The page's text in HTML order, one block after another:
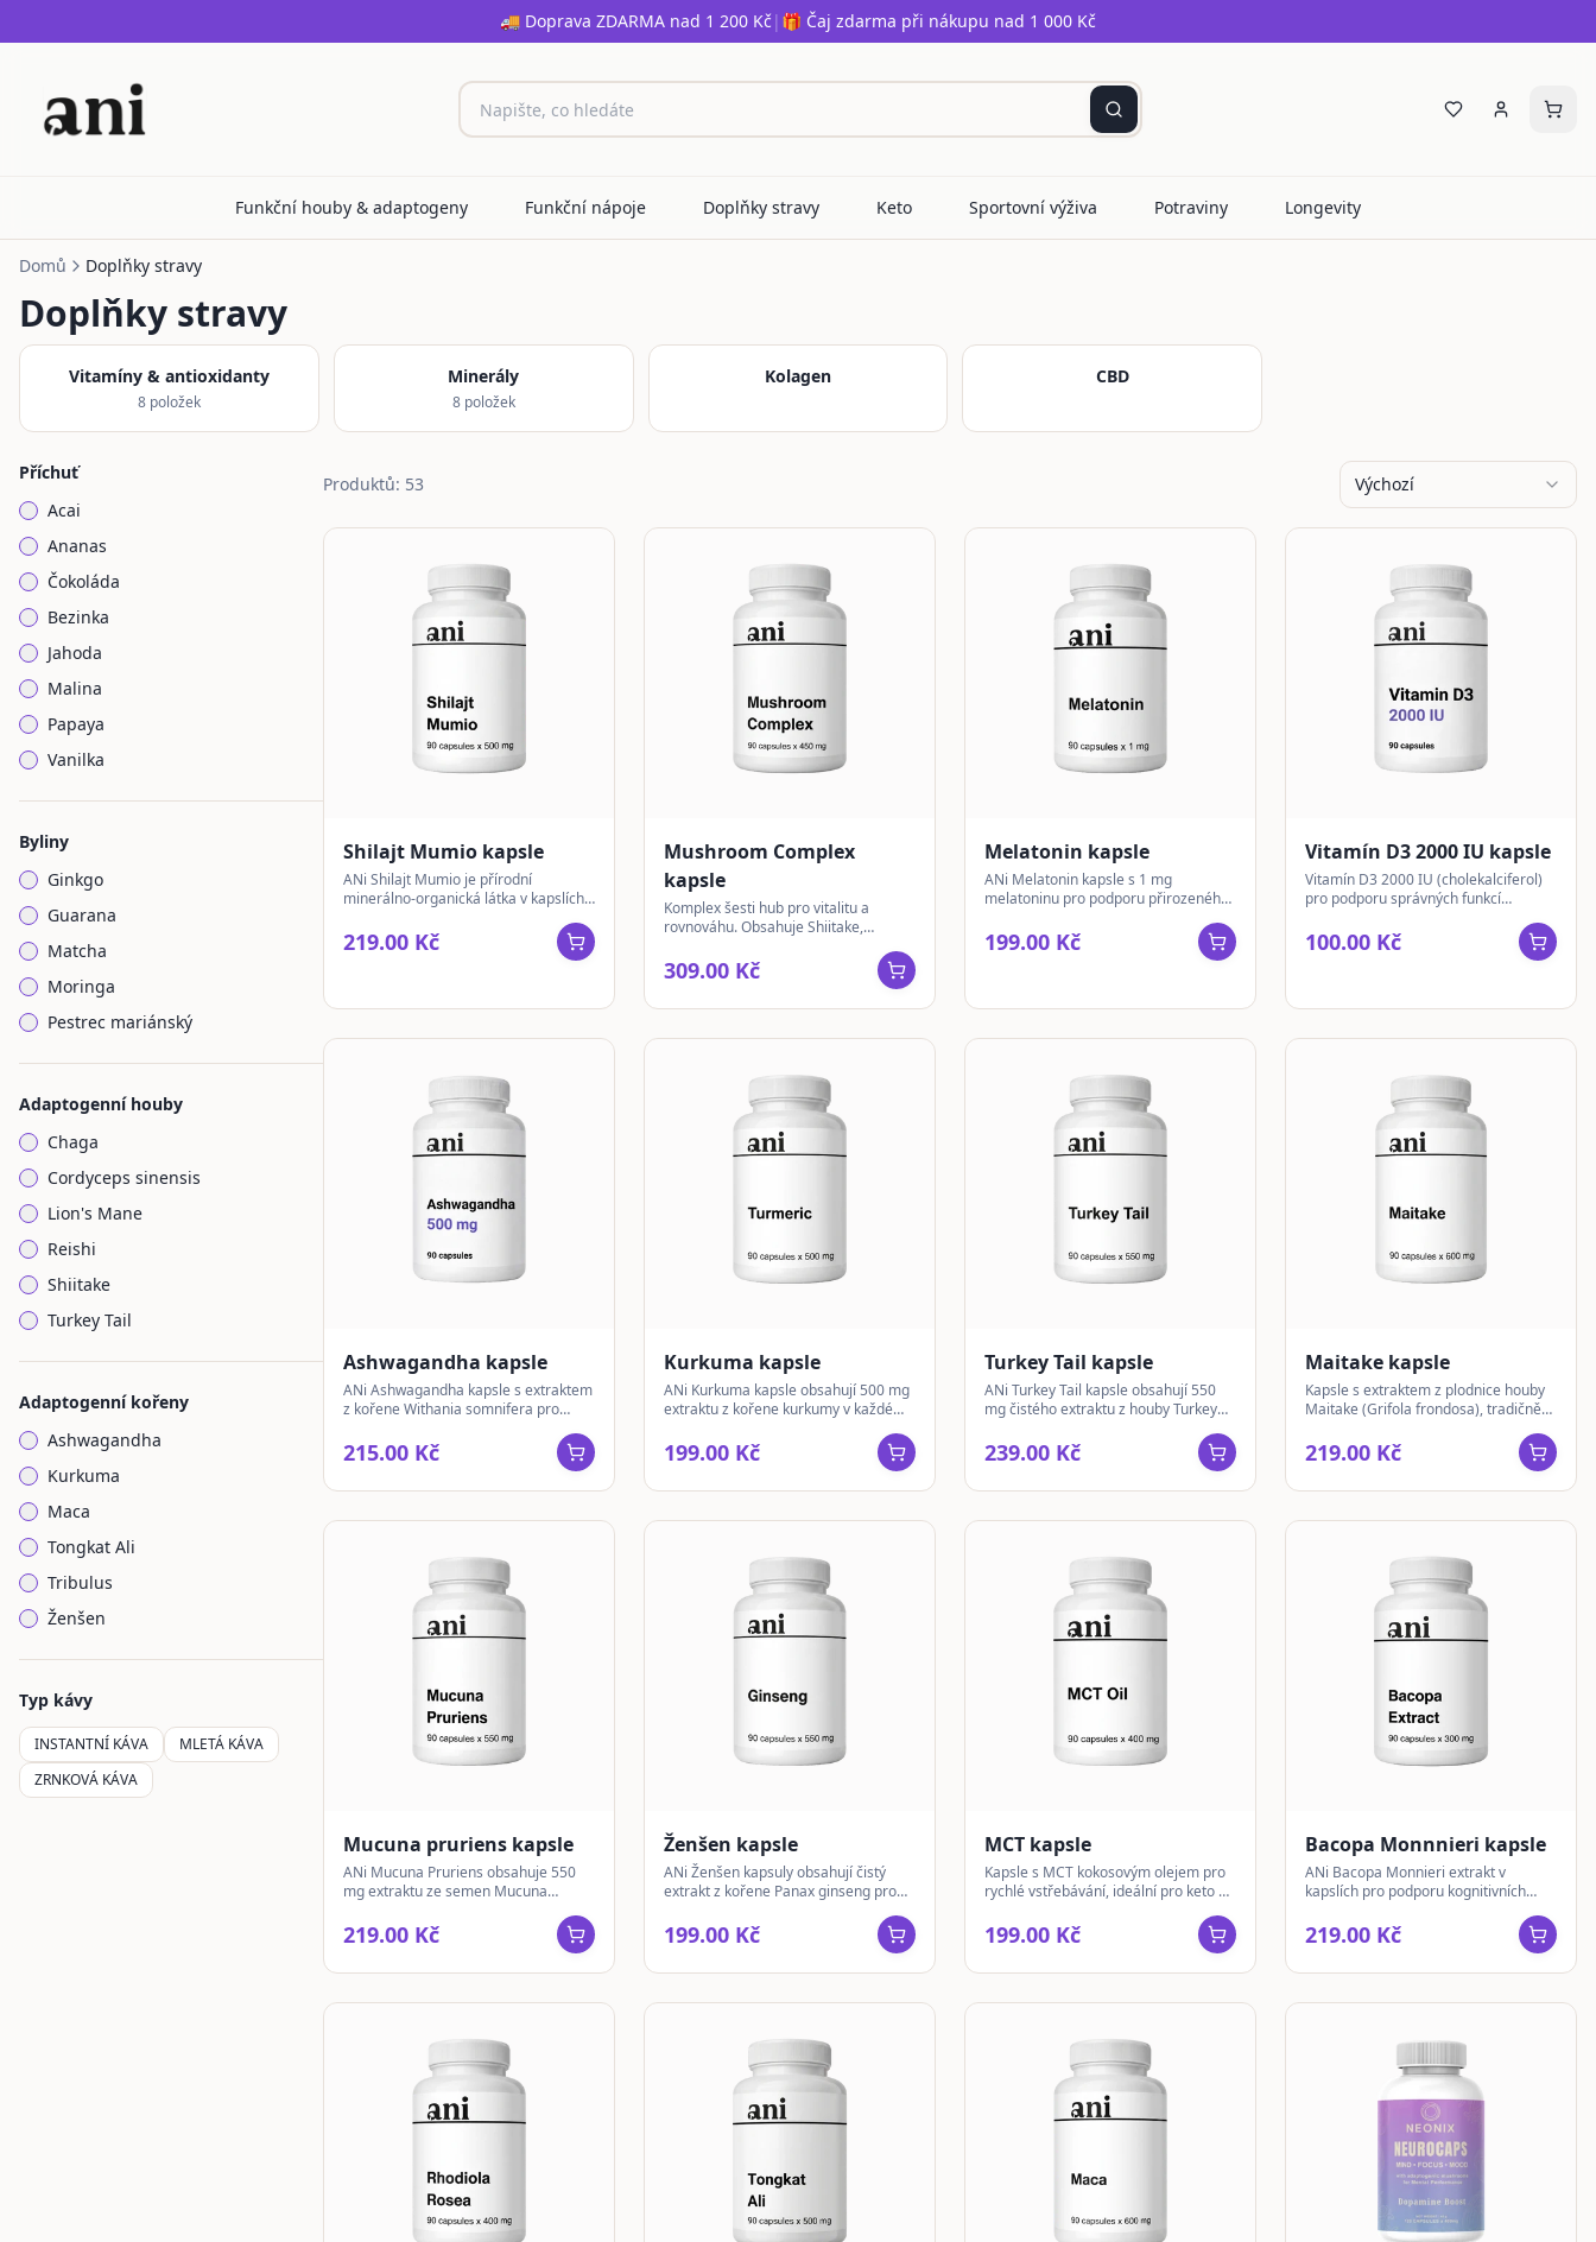
🚚 Doprava ZDARMA nad 1 200 Kč| 🎁 Čaj zdarma při nákupu nad 1 000 Kč
Funkční houby & adaptogeny Funkční nápoje Doplňky stravy Keto Sportovní výživa Potraviny Longevity
Domů Doplňky stravy
Doplňky stravy
Vitamíny & antioxidanty
8položek
Minerály
8položek
Kolagen CBD
Příchuť
Acai
Ananas
Čokoláda
Bezinka
Jahoda
Malina
Papaya
Vanilka
Byliny
Ginkgo
Guarana
Matcha
Moringa
Pestrec mariánský
Adaptogenní houby
Chaga
Cordyceps sinensis
Lion's Mane
Reishi
Shiitake
Turkey Tail
Adaptogenní kořeny
Ashwagandha
Kurkuma
Maca
Tongkat Ali
Tribulus
Ženšen
Typ kávy
INSTANTNÍ KÁVA
MLETÁ KÁVA
ZRNKOVÁ KÁVA
Produktů: 53 Výchozí
Shilajt Mumio kapsle
ANi Shilajt Mumio je přírodní
minerálno-organická látka v kapslích,
celkovou regenerací.
219.00 Kč
Mushroom Complex
kapsle
Komplex šesti hub pro vitalitu a
rovnováhu. Obsahuje Shiitake,
Mane a Chaga.
309.00 Kč
Melatonin kapsle
ANi Melatonin kapsle s 1 mg
melatoninu pro podporu přirozeného
dávkování bez zbytečných přísad.
199.00 Kč
Vitamín D3 2000 IU kapsle
Vitamín D3 2000 IU (cholekalciferol)
pro podporu správných funkcí
zubů. Testováno na čistotu.
100.00 Kč
Ashwagandha kapsle
ANi Ashwagandha kapsle s extraktem
z kořene Withania somnifera pro
215.00 Kč
Kurkuma kapsle
ANi Kurkuma kapsle obsahují 500 mg
extraktu z kořene kurkumy v každé
užívání.
199.00 Kč
Turkey Tail kapsle
ANi Turkey Tail kapsle obsahují 550
mg čistého extraktu z houby Turkey
každodenní užívání.
239.00 Kč
Maitake kapsle
Kapsle s extraktem z plodnice houby
Maitake (Grifola frondosa), tradičně
každodenní užívání.
219.00 Kč
Mucuna pruriens kapsle
ANi Mucuna Pruriens obsahuje 550
mg extraktu ze semen Mucuna
ceněné v ajurvédské praxi.
219.00 Kč
Ženšen kapsle
ANi Ženšen kapsuly obsahují čistý
extrakt z kořene Panax ginseng pro
199.00 Kč
MCT kapsle
Kapsle s MCT kokosovým olejem pro
rychlé vstřebávání, ideální pro keto a
199.00 Kč
Bacopa Monnnieri kapsle
ANi Bacopa Monnieri extrakt v
kapslích pro podporu kognitivních
obsahem 300 mg extraktu na kapsli.
219.00 Kč